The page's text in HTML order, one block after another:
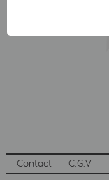
Contact C.G.V